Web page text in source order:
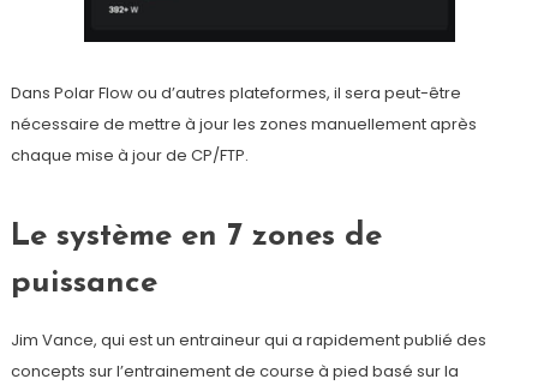
Dans Polar Flow ou d’autres plateformes, il sera peut-être
nécessaire de mettre à jour les zones manuellement après
chaque mise à jour de CP/FTP.
Le système en 7 zones de
puissance
Jim Vance, qui est un entraineur qui a rapidement publié des
concepts sur l’entrainement de course à pied basé sur la